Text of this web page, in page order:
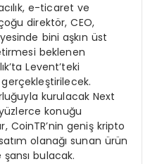
e-ticaret ve
direktör, CEO,
bini aşkın üst
beklenen
Levent’teki
kurulacak Next
konuğu
CoinTR’nin geniş kripto
olanağı sunan ürün
bulacak.